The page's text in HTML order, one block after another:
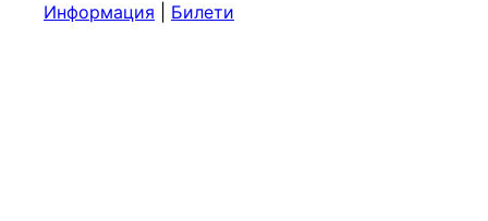
Информация
Билети